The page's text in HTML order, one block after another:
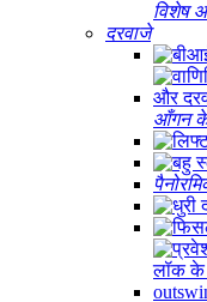
विशेष
दरवाजे
आँगन के